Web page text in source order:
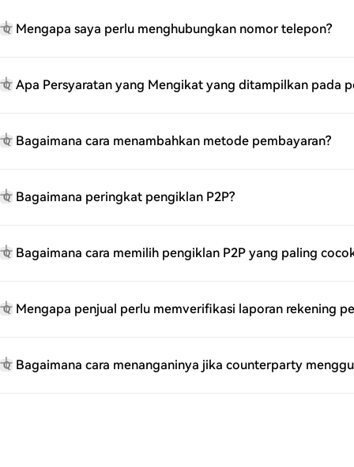
Q Mengapa saya perlu menghubungkan nomor telepon?
Q Apa Persyaratan yang Mengikat yang ditampilkan pada
Q Bagaimana cara menambahkan metode pembayaran?
Q Bagaimana peringkat pengiklan P2P?
Q Bagaimana cara memilih pengiklan P2P yang paling
Q Mengapa penjual perlu memverifikasi laporan rekening
Q Bagaimana cara menanganinya jika counterparty